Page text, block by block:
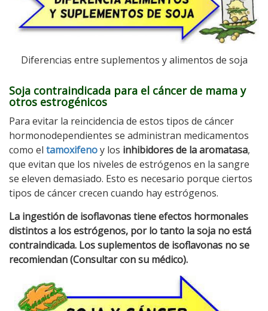
Diferencias entre suplementos y alimentos de soja
Soja contraindicada para el cáncer de mama y
otros estrogénicos
Para evitar la reincidencia de estos tipos de cáncer
hormonodependientes se administran medicamentos
como el tamoxifenoy los inhibidores de la aromatasa,
que evitan que los niveles de estrógenos en la sangre
se eleven demasiado. Esto es necesario porque ciertos
tipos de cáncer crecen cuando hay estrógenos.
La ingestión de isoflavonas tiene efectos hormonales
distintos a los estrógenos, por lo tanto la soja no está
contraindicada. Los suplementos de isoflavonas no se
recomiendan (Consultar con su médico).